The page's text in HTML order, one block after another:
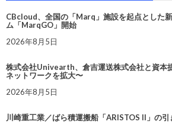
CBcloud、全国の「Marq」施設を起点とした
ム「MarqGO」開始
2026年8月5日
株式会社Univearth、倉吉運送株式会社と資本
ネットワークを拡大〜
2026年8月5日
川崎重工業／ばら積運搬船「ARISTOS II」の引